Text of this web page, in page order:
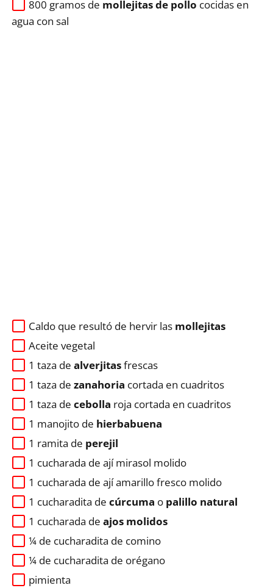
800 gramos de mollejitas de pollo cocidas en
agua con sal
Caldo que resultó de hervir las mollejitas
Aceite vegetal
1 taza de alverjitasfrescas
1 taza de zanahoria cortada en cuadritos
1 taza de cebolla roja cortada en cuadritos
1 manojito de hierbabuena
1 ramita de perejil
1 cucharada de ají mirasol molido
1 cucharada de ají amarillo fresco molido
1 cucharadita de cúrcuma o palillo natural
1 cucharada de ajos molidos
¼ de cucharadita de comino
¼ de cucharadita de orégano
pimienta